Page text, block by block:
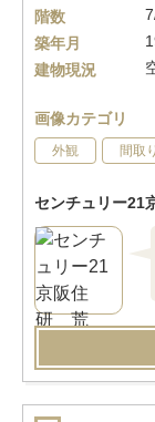
階数
築年月
建物現況
画像カテゴリ
外観 間取り
センチュリー21